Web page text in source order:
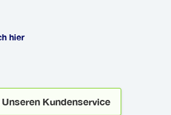
an verschiedenen
aufgrund der
länger dauern.
in Schuss.
Ihr Fahrer erfahren
Sicherheit an erster
hier
Kundenservice